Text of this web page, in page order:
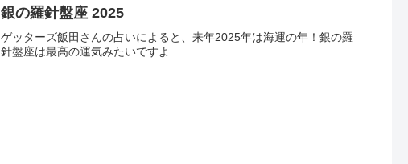
銀の羅針盤座 2025
ゲッターズ飯田さんの占いによると、来年2025年は海運の年！銀の羅
針盤座は最高の運気みたいですよ